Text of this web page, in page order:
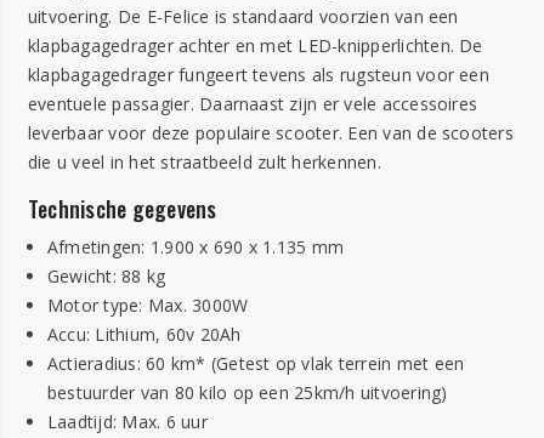
uitvoering. De E-Felice is standaard voorzien van een
klapbagagedrager achter en met LED-knipperlichten. De
klapbagagedrager fungeert tevens als rugsteun voor een
eventuele passagier. Daarnaast zijn er vele accessoires
leverbaar voor deze populaire scooter. Een van de scooters
die u veel in het straatbeeld zult herkennen.
Technische gegevens
Afmetingen: 1.900 x 690 x 1.135 mm
Gewicht: 88 kg
Motor type: Max. 3000W
Accu: Lithium, 60v 20Ah
Actieradius: 60 km* (Getest op vlak terrein met een
bestuurder van 80 kilo op een 25km/h uitvoering)
Laadtijd: Max. 6 uur